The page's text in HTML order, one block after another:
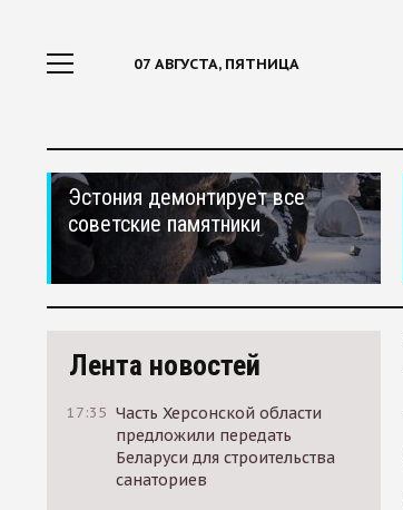
07 АВГУСТА, ПЯТНИЦА
Эстония демонтирует все
советские памятники
Лента новостей
17:35 Часть Херсонской области
предложили передать
Беларуси для строительства
санаториев